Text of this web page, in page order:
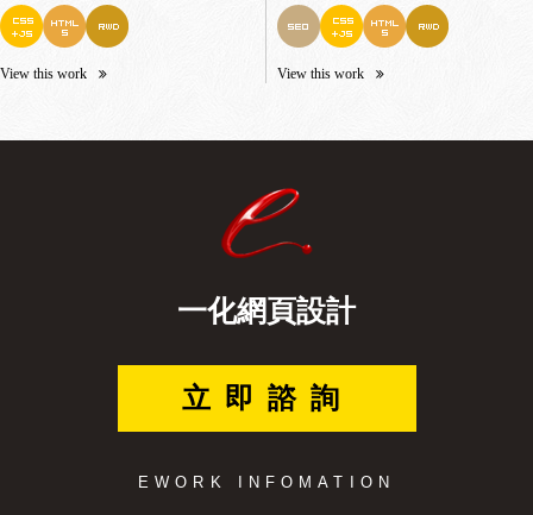
View this work View this work
一化網頁設計
立即諮詢
EWORK INFOMATION